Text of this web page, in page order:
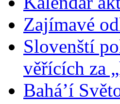
Zajímavé
Slovenští
věřících za
Bahá’í